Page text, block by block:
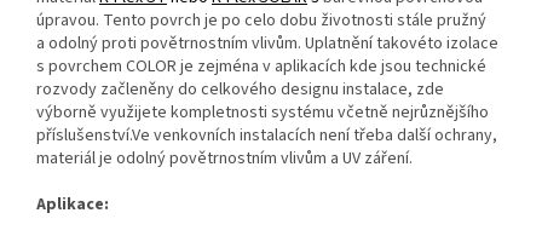
úpravou. Tento povrch je po celo dobu životnosti stále pružný
a odolný proti povětrnostním vlivům. Uplatnění takovéto izolace
s povrchem COLOR je zejména v aplikacích kde jsou technické
rozvody začleněny do celkového designu instalace, zde
výborně využijete kompletnosti systému včetně nejrůznějšího
příslušenství.Ve venkovních instalacích není třeba další ochrany,
materiál je odolný povětrnostním vlivům a UV záření.
Aplikace: